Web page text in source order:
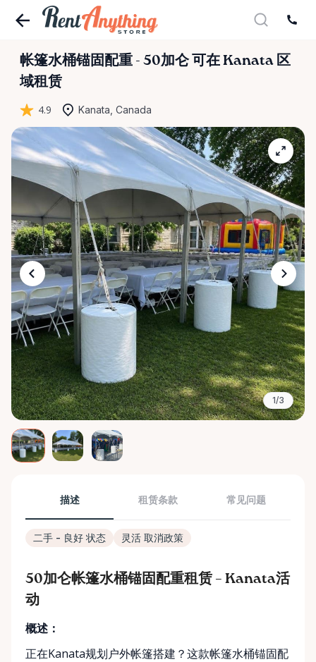
帐篷水桶锚固配重 - 50加仑可在 Kanata 区
域租赁
4.9 Kanata, Canada
1/3
描述 租赁条款 常见问题
二手 - 良好 状态 灵活 取消政策
50加仑帐篷水桶锚固配重租赁 – Kanata活
动
概述：
正在Kanata规划户外帐篷搭建？这款帐篷水桶锚固配